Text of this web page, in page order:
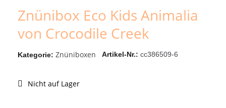
Znünibox Eco Kids Animalia
von Crocodile Creek
Kategorie Znüniboxen Artikel-Nr. cc386509-6
Nicht auf Lager